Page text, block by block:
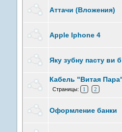
Аттачи (Вложения)
Apple Iphone 4
Яку зубну пасту ви
Кабель "Витая
Страницы: 1 2
Оформление банки